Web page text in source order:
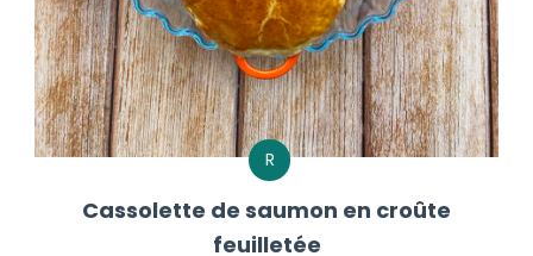
R
Cassolette de saumon en croûte
feuilletée